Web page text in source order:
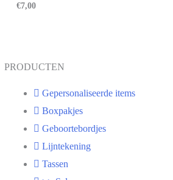
€7,00
PRODUCTEN
Gepersonaliseerde items
Boxpakjes
Geboortebordjes
Lijntekening
Tassen